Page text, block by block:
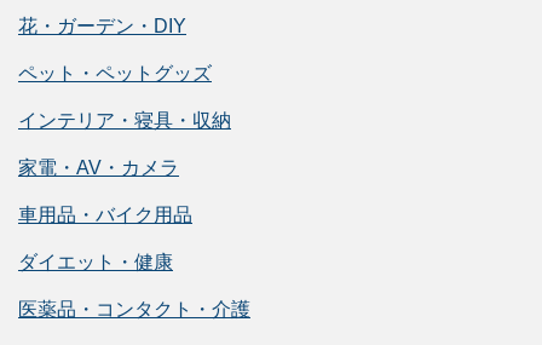
花・ガーデン・DIY
ペット・ペットグッズ
インテリア・寝具・収納
家電・AV・カメラ
車用品・バイク用品
ダイエット・健康
医薬品・コンタクト・介護